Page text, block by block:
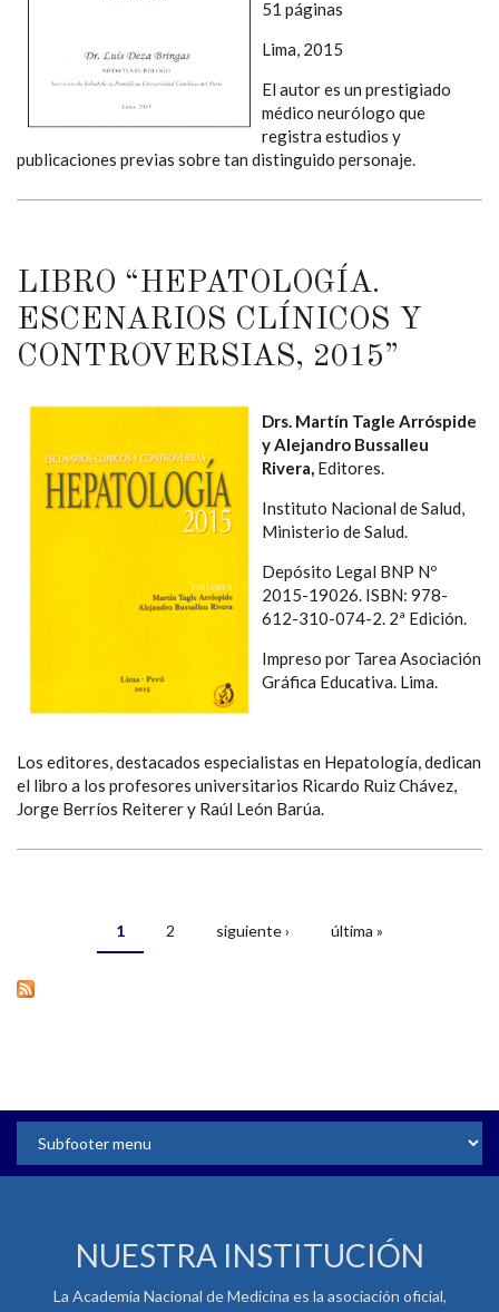
51 páginas
Lima, 2015
El autor es un prestigiado
médico neurólogo que
registra estudios y
publicaciones previas sobre tan distinguido personaje.
LIBRO “HEPATOLOGÍA.
ESCENARIOS CLÍNICOS Y
CONTROVERSIAS, 2015”
Drs. Martín Tagle Arróspide
y Alejandro Bussalleu
Rivera, Editores.
Instituto Nacional de Salud,
Ministerio de Salud.
Depósito Legal BNP Nº
2015-19026. ISBN: 978-
612-310-074-2. 2ª Edición.
Impreso por Tarea Asociación
Gráfica Educativa. Lima.
Los editores, destacados especialistas en Hepatología, dedican
el libro a los profesores universitarios Ricardo Ruiz Chávez,
Jorge Berríos Reiterer y Raúl León Barúa.
PÁGINAS
1 2 siguiente › última »
NUESTRA INSTITUCIÓN
La Academia Nacional de Medicina es la asociación oficial,